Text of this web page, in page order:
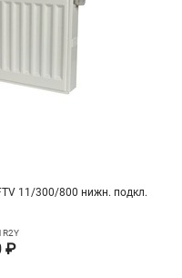
11/300/800 нижн. подкл.
₽